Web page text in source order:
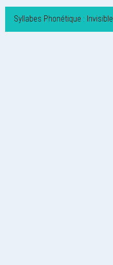
Syllabes Phonétique : Invisible